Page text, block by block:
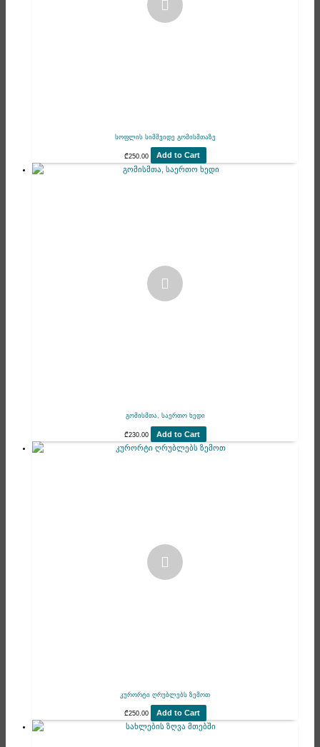
სოფლის სიმშვიდე გომისმთაზე
₾250.00 Add to Cart
გომისმთა, საერთო ხედი
₾230.00 Add to Cart
კურორტი ღრუბლებს ზემოთ
₾250.00 Add to Cart